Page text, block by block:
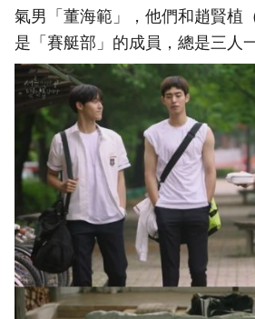
氣男「董海範」，他們和趙賢植
是「賽艇部」的成員，總是三人